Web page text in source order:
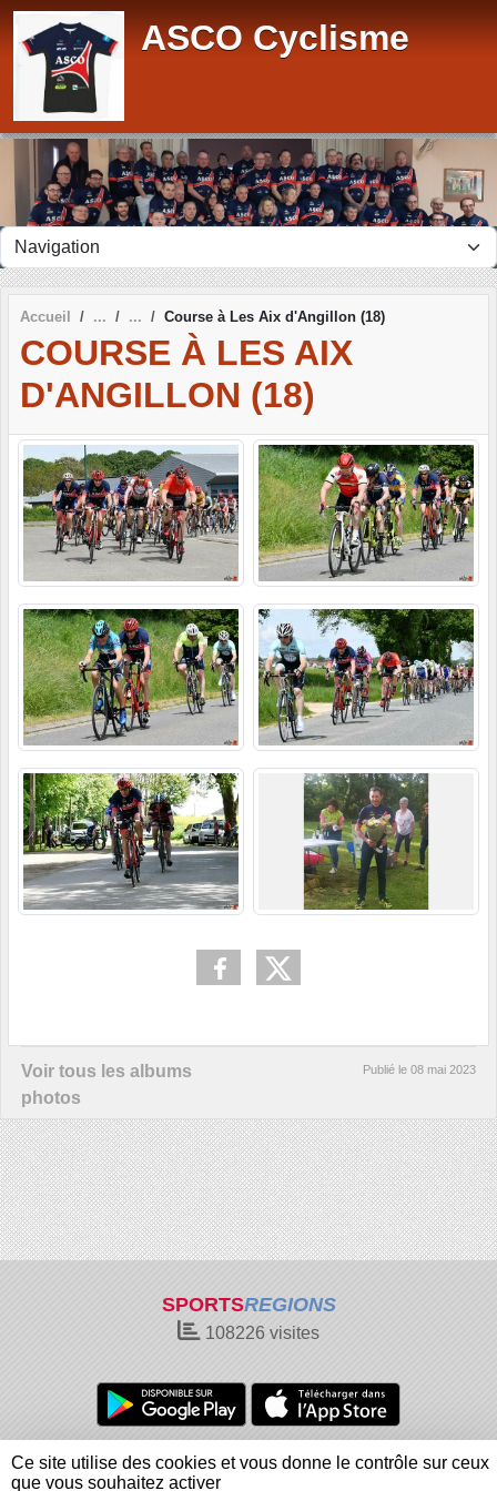
ASCO Cyclisme
Accueil Course à Les Aix d'Angillon (18)
COURSE À LES AIX
D'ANGILLON (18)
Voir tous les albums
photos
Publié le 08 mai 2023
SPORTSREGIONS
108226 visites
Charte cookies
Gestion des cookies
Informations légales
Signaler un contenu inapproprié
Panneau de gestion des cookies
Ce site utilise des cookies et vous donne le contrôle sur ceux
que vous souhaitez activer